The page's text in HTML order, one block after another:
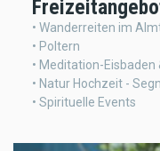
• Wanderreiten im
• Poltern
• Meditation-
• Natur Hochzeit -
• Spirituelle Events